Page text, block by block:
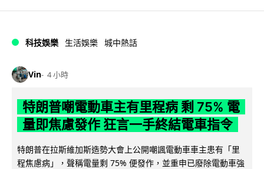
科技娛樂 生活娛樂 城中熱話
Vin 4 小時
特朗普嘲電動車主有里程病 剩 75% 電
量即焦慮發作 狂言一手終結電車指令
特朗普在拉斯維加斯造勢大會上公開嘲諷電動車車主患有「里
程焦慮病」，聲稱電量剩 75% 便發作，並重申已廢除電動車強